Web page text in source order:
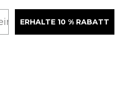
ERHALTE 10 % RABATT